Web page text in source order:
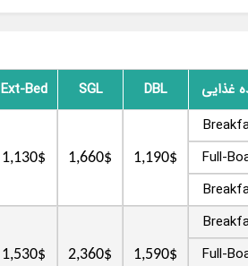
غذایی DBL
SGL
Ext-Bed
1,190$
1,660$
1,130$ Full-
1,590$
2,360$
1,530$ Full-